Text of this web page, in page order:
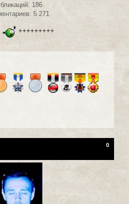
186
5 271
+++++++++
0